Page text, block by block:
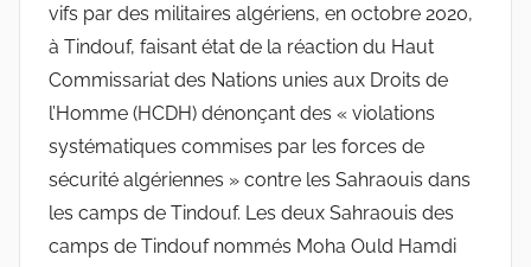
vifs par des militaires algériens, en octobre 2020,
à Tindouf, faisant état de la réaction du Haut
Commissariat des Nations unies aux Droits de
l’Homme (HCDH) dénonçant des « violations
systématiques commises par les forces de
sécurité algériennes » contre les Sahraouis dans
les camps de Tindouf. Les deux Sahraouis des
camps de Tindouf nommés Moha Ould Hamdi